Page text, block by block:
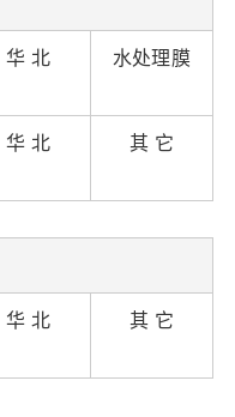
华 北 水处理膜
华 北 其 它
华 北 其 它